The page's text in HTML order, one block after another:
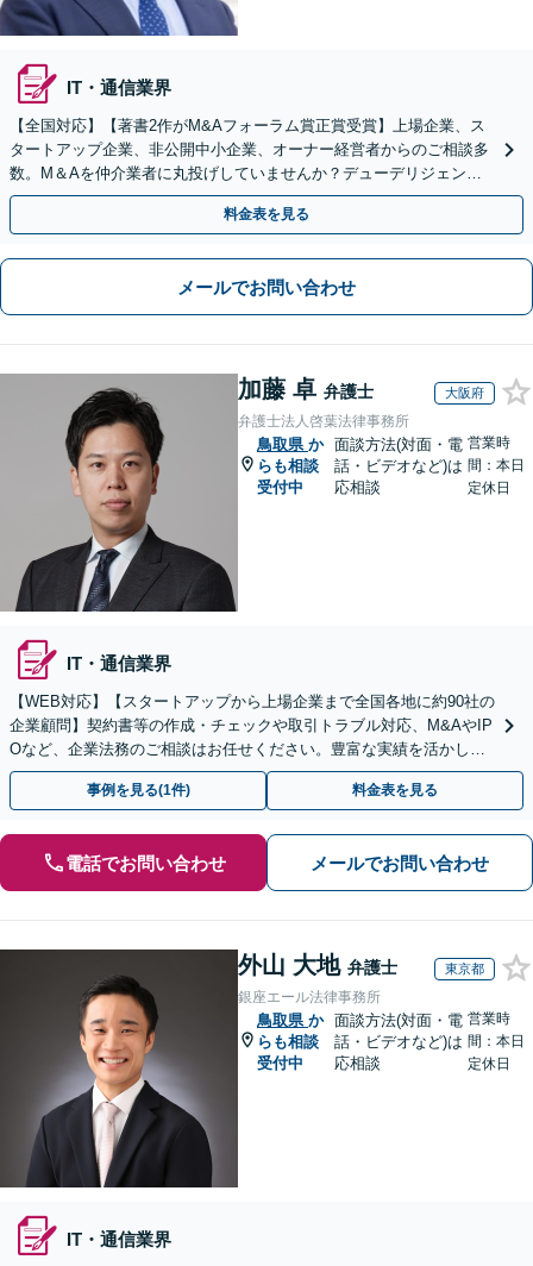
IT・通信業界
【全国対応】【著書2作がM&Aフォーラム賞正賞受賞】上場企業、ス
タートアップ企業、非公開中小企業、オーナー経営者からのご相談多
数。M＆Aを仲介業者に丸投げしていませんか？デューデリジェンス
や契約書作成・交渉はお任せください【初回無料】
料金表を見る
メールでお問い合わせ
加藤 卓 弁護士 大阪府
弁護士法人啓葉法律事務所
鳥取県 か
らも相談
受付中
面談方法(対面・電
話・ビデオなど)は
応相談
営業時
間：本日
定休日
IT・通信業界
【WEB対応】【スタートアップから上場企業まで全国各地に約90社の
企業顧問】契約書等の作成・チェックや取引トラブル対応、M&AやIP
Oなど、企業法務のご相談はお任せください。豊富な実績を活かし的
確に対応を進めてまいります。
事例を見る(1件) 料金表を見る
電話でお問い合わせ メールでお問い合わせ
外山 大地 弁護士 東京都
銀座エール法律事務所
鳥取県 か
らも相談
受付中
面談方法(対面・電
話・ビデオなど)は
応相談
営業時
間：本日
定休日
IT・通信業界